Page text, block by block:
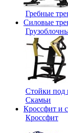
Гребные
Силовые
Стойки под
Скамьи
Кроссфит и
Кроссфит